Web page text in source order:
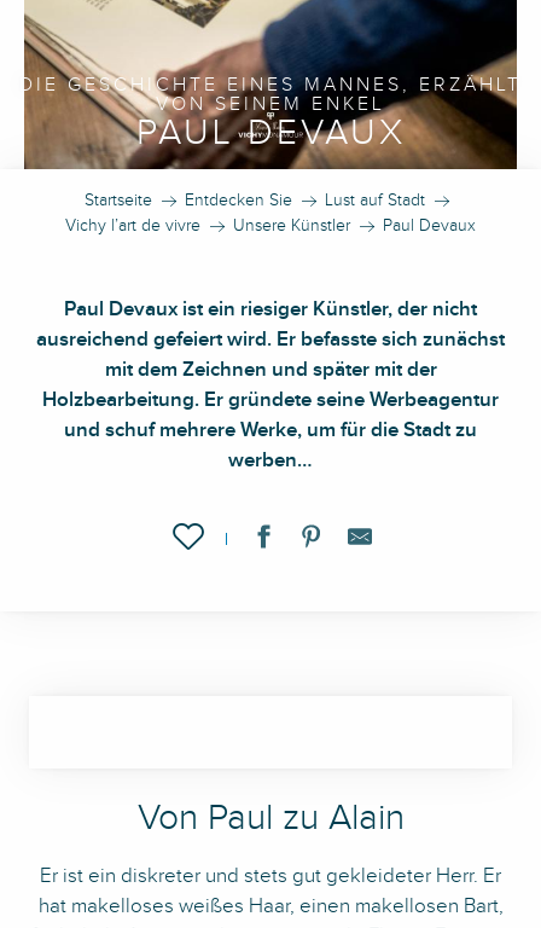
DIE GESCHICHTE EINES MANNES, ERZÄHLT
VON SEINEM ENKEL
PAUL DEVAUX
Startseite Entdecken Sie
Lust auf Stadt
Vichy l’art de vivre
Unsere Künstler Paul Devaux
Paul Devaux ist ein riesiger Künstler, der nicht
ausreichend gefeiert wird. Er befasste sich zunächst
mit dem Zeichnen und später mit der
Holzbearbeitung. Er gründete seine Werbeagentur
und schuf mehrere Werke, um für die Stadt zu
werben…
Ajouter aux favoris
Von Paul zu Alain
Er ist ein diskreter und stets gut gekleideter Herr. Er
hat makelloses weißes Haar, einen makellosen Bart,